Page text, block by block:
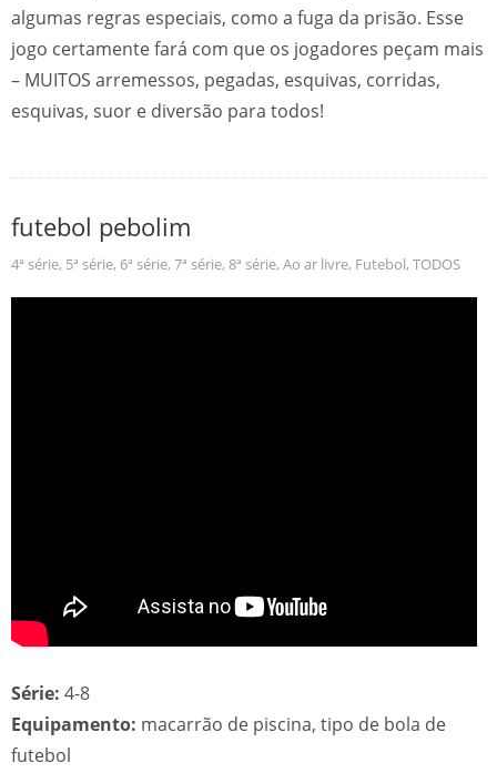
algumas regras especiais, como a fuga da prisão. Esse
jogo certamente fará com que os jogadores peçam mais
– MUITOS arremessos, pegadas, esquivas, corridas,
esquivas, suor e diversão para todos!
futebol pebolim
4ª série, 5ª série, 6ª série, 7ª série, 8ª série, Ao ar livre, Futebol, TODOS
Série: 4-8
Equipamento: macarrão de piscina, tipo de bola de
futebol